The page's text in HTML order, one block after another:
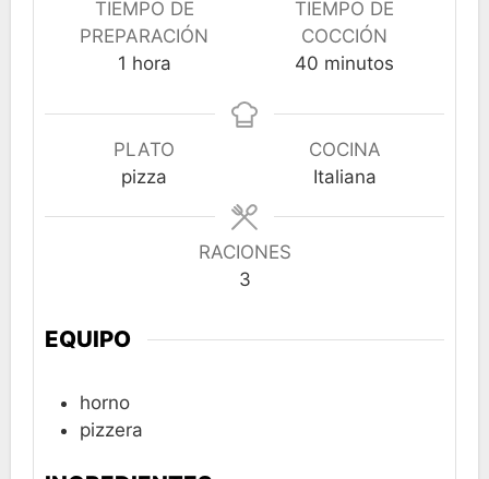
TIEMPO DE
PREPARACIÓN
1 hora
hora
TIEMPO DE
COCCIÓN
40 minutos
minutos
PLATO
pizza
COCINA
Italiana
RACIONES
3
EQUIPO
horno
pizzera